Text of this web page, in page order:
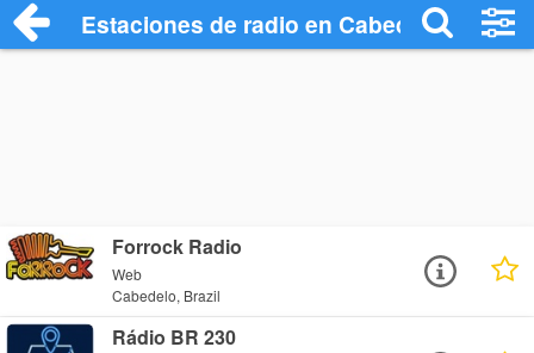
Estaciones de radio en Cabedelo -
Forrock Radio
Web
Cabedelo, Brazil
Rádio BR 230